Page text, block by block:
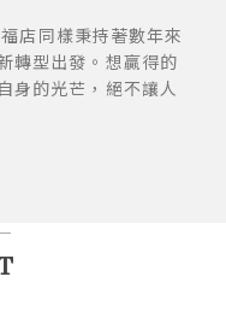
店同樣秉持著數年來
轉型出發。想贏得的
身的光芒，絕不讓人